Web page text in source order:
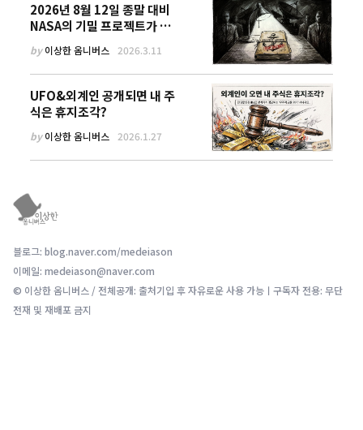
2026년 8월 12일 종말 대비
NASA의 기밀 프로젝트가 유
by이상한 옴니버스 2026.3.11
UFO&외계인 공개되면 내 주
식은 휴지조각?
by이상한 옴니버스 2026.1.27
블로그: blog.naver.com/medeiason
이메일: medeiason@naver.com
© 이상한 옴니버스 / 전체공개: 출처기입 후 자유로운 사용 가능ㅣ구독자 전용: 무단
전재 및 재배포 금지